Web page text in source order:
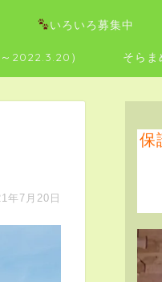
いろいろ募集中
2022.3.20） そら
年7月20日
保